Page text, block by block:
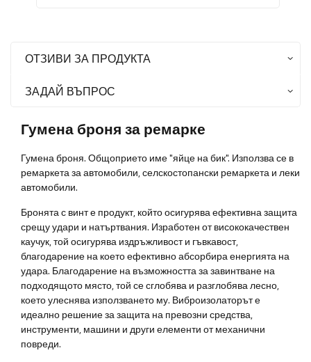
ОТЗИВИ ЗА ПРОДУКТА
ЗАДАЙ ВЪПРОС
Гумена броня за ремарке
Гумена броня. Общоприето име "яйце на бик". Използва се в
ремаркета за автомобили, селскостопански ремаркета и леки
автомобили.
Бронята с винт е продукт, който осигурява ефективна защита
срещу удари и натъртвания. Изработен от висококачествен
каучук, той осигурява издръжливост и гъвкавост,
благодарение на което ефективно абсорбира енергията на
удара. Благодарение на възможността за завинтване на
подходящото място, той се сглобява и разглобява лесно,
което улеснява използването му. Виброизолаторът е
идеално решение за защита на превозни средства,
инструменти, машини и други елементи от механични
повреди.